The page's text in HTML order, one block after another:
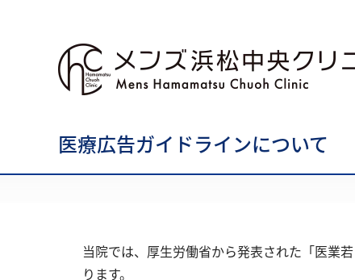
医療広告ガイドラインについて
当院では、厚生労働省から発表された「医業
ります。